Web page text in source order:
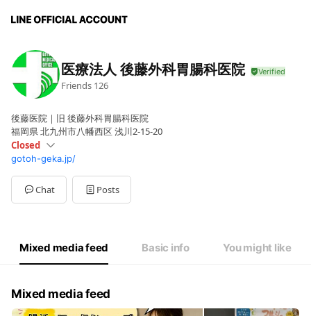
医療法人 後藤外科胃腸科医院
Friends 126
後藤医院｜旧 後藤外科胃腸科医院
福岡県 北九州市八幡西区 浅川2-15-20
Closed
SunClosed
Mon09:00 - 12:00,14:30 - 17:30
Tue09:00 - 12:00,14:30 - 17:30
Wed09:00 - 12:00
09:00 - 12:00
gotoh-geka.jp/
Chat Posts
Mixed media feed Basic info You might like
Mixed media feed